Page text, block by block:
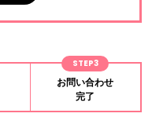
STEP3
お問い合わせ
完了